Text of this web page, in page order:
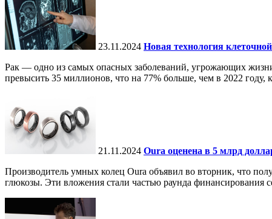
23.11.2024 Новая технология
Рак — одно из самых опасных заболеваний, угрожающих
превысить 35 миллионов, что на 77% больше, чем в 2022 году,
21.11.2024 Oura оценена в 5 млрд
Производитель умных колец Oura объявил во вторник, что
глюкозы. Эти вложения стали частью раунда финансирования